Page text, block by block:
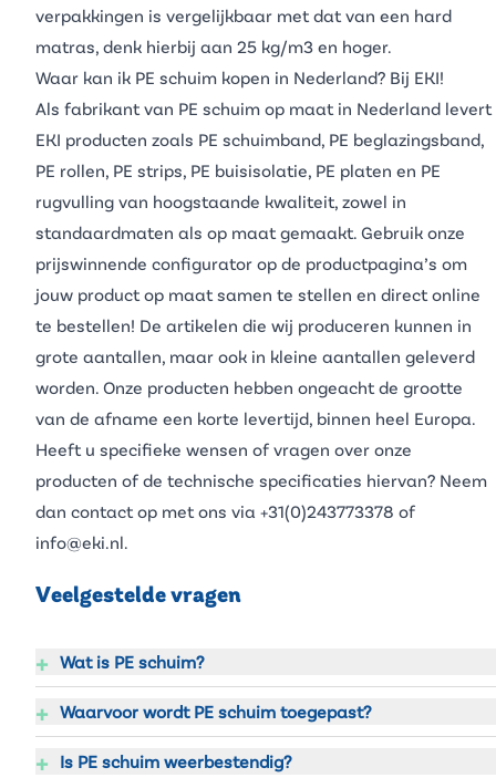
verpakkingen is vergelijkbaar met dat van een hard
matras, denk hierbij aan 25 kg/m3 en hoger.
Waar kan ik PE schuim kopen in Nederland? Bij EKI!
Als fabrikant van PE schuim op maat in Nederland levert
EKI producten zoals PE schuimband, PE beglazingsband,
PE rollen, PE strips, PE buisisolatie, PE platen en PE
rugvulling van hoogstaande kwaliteit, zowel in
standaardmaten als op maat gemaakt. Gebruik onze
prijswinnende configurator op de productpagina’s om
jouw product op maat samen te stellen en direct online
te bestellen! De artikelen die wij produceren kunnen in
grote aantallen, maar ook in kleine aantallen geleverd
worden. Onze producten hebben ongeacht de grootte
van de afname een korte levertijd, binnen heel Europa.
Heeft u specifieke wensen of vragen over onze
producten of de technische specificaties hiervan? Neem
dan contact op met ons via +31(0)243773378 of
info@eki.nl.
Veelgestelde vragen
+ Wat is PE schuim?
+ Waarvoor wordt PE schuim toegepast?
+ Is PE schuim weerbestendig?